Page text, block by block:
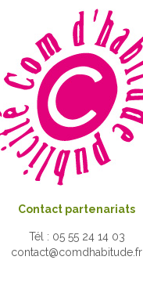
Contact partenariats
Tél : 05 55 24 14 03
contact@comdhabitude.fr